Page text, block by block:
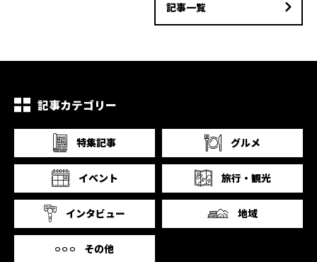
記事一覧
記事カテゴリー
特集記事 グルメ
イベント 旅行・観光
インタビュー 地域
その他